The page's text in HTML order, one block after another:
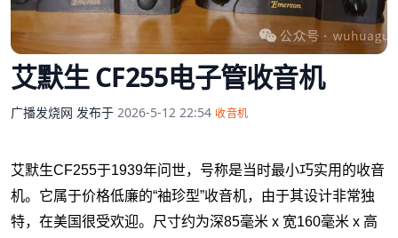
艾默生 CF255电子管收音机
广播发烧网 发布于 2026-5-12 22:54 收音机
艾默生CF255于1939年问世，号称是当时最小巧实用的收音
机。它属于价格低廉的“袖珍型”收音机， 由于其设计非常独
特， 在美国很受欢迎。尺寸约为深85毫米 x 宽160毫米 x 高